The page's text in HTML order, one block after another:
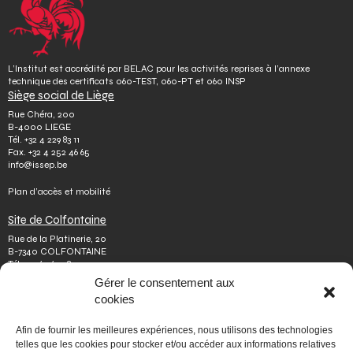
Gérer le consentement aux
cookies
Afin de fournir les meilleures expériences, nous utilisons des technologies
telles que les cookies pour stocker et/ou accéder aux informations relatives
L’Institut est accrédité par BELAC pour les activités reprises à l’annexe
technique des certificats 060-TEST, 060-PT et 060 INSP
Siège social de Liège
Rue Chéra, 200
B-4000 LIEGE
Tél. +32 4 229 83 11
Fax. +32 4 252 46 65
info@issep.be
Plan d’accès et mobilité
Site de Colfontaine
Rue de la Platinerie, 20
B-7340 COLFONTAINE
Tél.+32 65 610 813
colfontaine@issep.be
Qui sommes-nous
Travailler chez nous